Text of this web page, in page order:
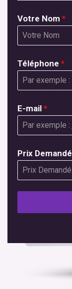
Votre Nom *
Téléphone *
E-mail *
Prix ​​Demandé